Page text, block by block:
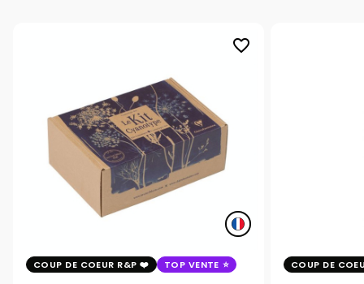
favorite_border
COUP DE COEUR R&P TOP VENTE COUP DE